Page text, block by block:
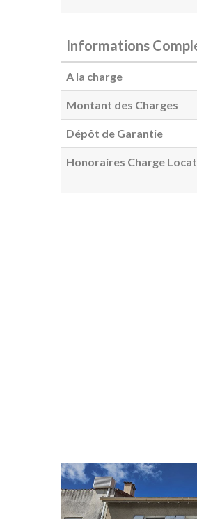
Informations
A la charge
Montant des Charges
Dépôt de Garantie
Honoraires Charge